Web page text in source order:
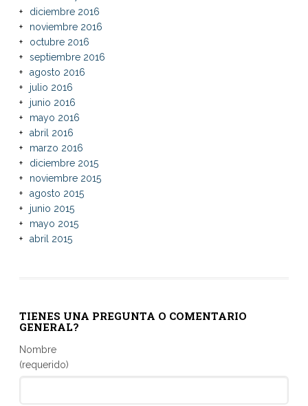
diciembre 2016
noviembre 2016
octubre 2016
septiembre 2016
agosto 2016
julio 2016
junio 2016
mayo 2016
abril 2016
marzo 2016
diciembre 2015
noviembre 2015
agosto 2015
junio 2015
mayo 2015
abril 2015
TIENES UNA PREGUNTA O COMENTARIO
GENERAL?
Nombre
(requerido)